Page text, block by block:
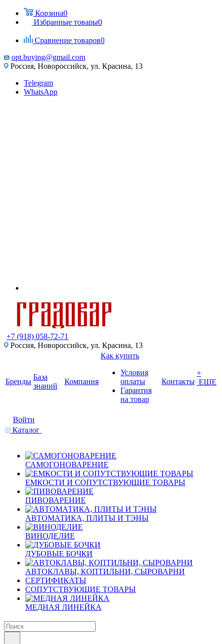
Корзина0
Избранные товары0
Сравнение товаров0
opt.buying@gmail.com
Россия, Новороссийск, ул. Красина, 13
Telegram
WhatsApp
+7 (918) 058-72-71
Россия, Новороссийск, ул. Красина, 13
Бренды
База
знаний
Компания
Как купить
Условия
оплаты
Гарантия
на товар
Контакты
+
ЕЩЕ
Войти
Каталог
САМОГОНОВАРЕНИЕ
ЕМКОСТИ И СОПУТСТВУЮЩИЕ ТОВАРЫ
ПИВОВАРЕНИЕ
АВТОМАТИКА, ПЛИТЫ И ТЭНЫ
ВИНОДЕЛИЕ
ДУБОВЫЕ БОЧКИ
АВТОКЛАВЫ, КОПТИЛЬНИ, СЫРОВАРНИ
СЕРТИФИКАТЫ
СОПУТСТВУЮЩИЕ ТОВАРЫ
МЕДНАЯ ЛИНЕЙКА